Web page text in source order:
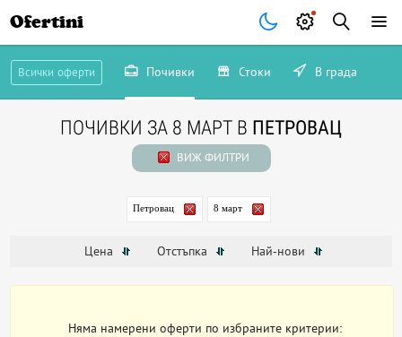
Ofertini
Всички оферти Почивки Стоки В града
ПОЧИВКИ ЗА 8 МАРТ В ПЕТРОВАЦ
ВИЖ ФИЛТРИ
Петровац 8 март
Цена Отстъпка Най-нови
Няма намерени оферти по избраните критерии: